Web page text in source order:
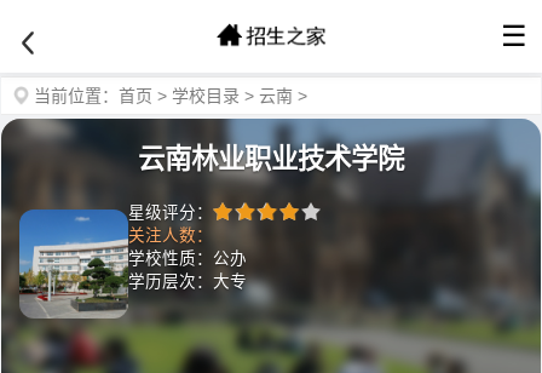
☰
当前位置： 首页 > 学校目录 > 云南 >
云南林业职业技术学院
星级评分：
关注人数：
学校性质：公办
学历层次：大专